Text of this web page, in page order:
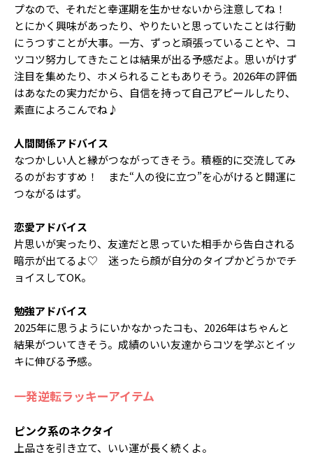
プなので、それだと幸運期を生かせないから注意してね！
とにかく興味があったり、やりたいと思っていたことは行動
にうつすことが大事。一方、ずっと頑張っていることや、コ
ツコツ努力してきたことは結果が出る予感だよ。思いがけず
注目を集めたり、ホメられることもありそう。2026年の評価
はあなたの実力だから、自信を持って自己アピールしたり、
素直によろこんでね♪
人間関係アドバイス
なつかしい人と縁がつながってきそう。積極的に交流してみ
るのがおすすめ！ また“人の役に立つ”を心がけると開運に
つながるはず。
恋愛アドバイス
片思いが実ったり、友達だと思っていた相手から告白される
暗示が出てるよ♡ 迷ったら顔が自分のタイプかどうかでチ
ョイスしてOK。
勉強アドバイス
2025年に思うようにいかなかったコも、2026年はちゃんと
結果がついてきそう。成績のいい友達からコツを学ぶとイッ
キに伸びる予感。
一発逆転ラッキーアイテム
ピンク系のネクタイ
上品さを引き立て、いい運が長く続くよ。